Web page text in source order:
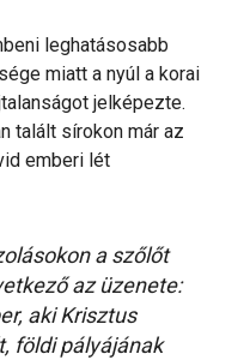
leghatásosabb
miatt a nyúl a korai
jelképezte.
talált sírokon már az
emberi lét
a szőlőt
az üzenete:
aki Krisztus
földi pályájának